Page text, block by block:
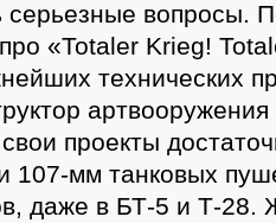
серьезные вопросы.
«Totaler Krieg!
технических
свои проекты
107-мм танковых
даже в БТ-5 и Т-